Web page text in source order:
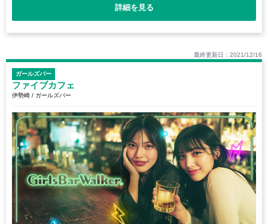
詳細を見る
最終更新日：2021/12/16
ガールズバー
ファイブカフェ
伊勢崎 / ガールズバー